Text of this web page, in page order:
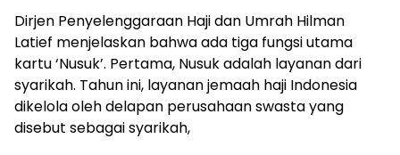
Dirjen Penyelenggaraan Haji dan Umrah Hilman
Latief menjelaskan bahwa ada tiga fungsi utama
kartu ‘Nusuk’. Pertama, Nusuk adalah layanan dari
syarikah. Tahun ini, layanan jemaah haji Indonesia
dikelola oleh delapan perusahaan swasta yang
disebut sebagai syarikah,